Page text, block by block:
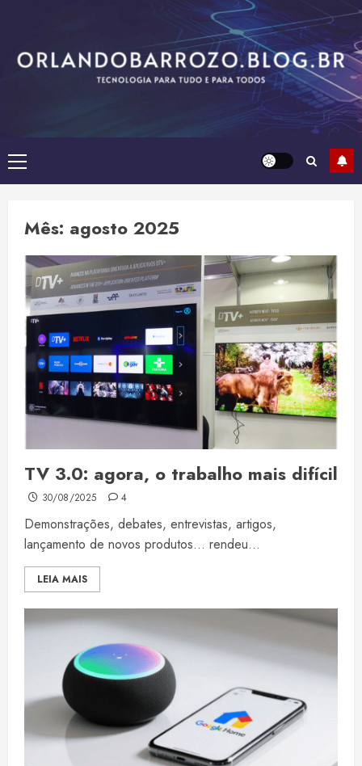
content
Primary
Menu
Mês: agosto 2025
TV 3.0: agora, o trabalho mais difícil
30/08/2025 4
Demonstrações, debates, entrevistas, artigos,
lançamento de novos produtos… rendeu...
LEIA MAIS